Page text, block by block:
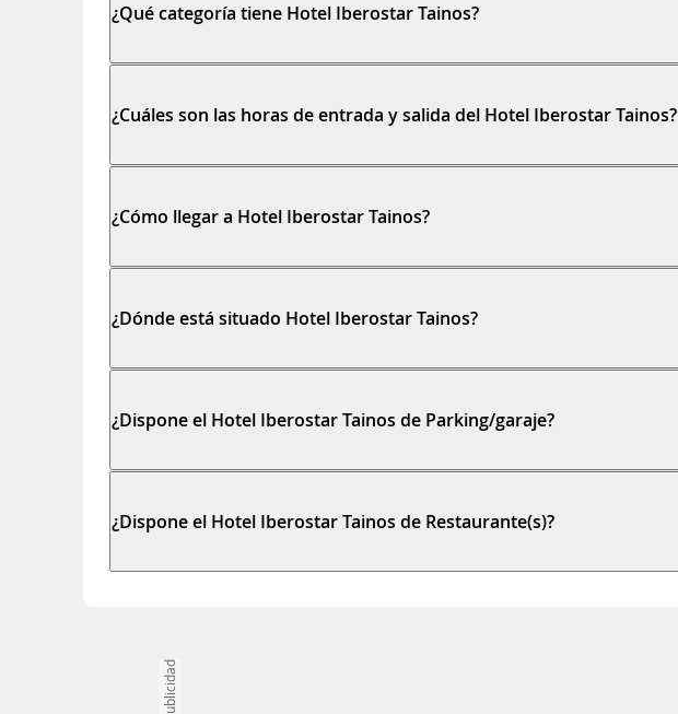
¿Qué categoría tiene Hotel Iberostar Tainos?
¿Cuáles son las horas de entrada y salida del Hotel Iberostar Tainos?
¿Cómo llegar a Hotel Iberostar Tainos?
¿Dónde está situado Hotel Iberostar Tainos?
¿Dispone el Hotel Iberostar Tainos de Parking/garaje?
¿Dispone el Hotel Iberostar Tainos de Restaurante(s)?
Publicidad